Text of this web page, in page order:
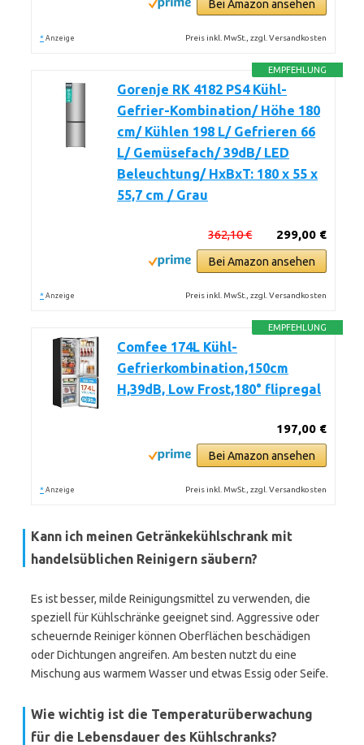
Bei Amazon ansehen
* Anzeige Preis inkl. MwSt., zzgl. Versandkosten
EMPFEHLUNG
Gorenje RK 4182 PS4 Kühl-
Gefrier-Kombination/ Höhe 180
cm/ Kühlen 198 L/ Gefrieren 66
L/ Gemüsefach/ 39dB/ LED
Beleuchtung/ HxBxT: 180 x 55 x
55,7 cm / Grau
299,00 €
362,10 €
Bei Amazon ansehen
* Anzeige Preis inkl. MwSt., zzgl. Versandkosten
EMPFEHLUNG
Comfee 174L Kühl-
Gefrierkombination,150cm
H,39dB, Low Frost,180° flipregal
197,00 €
Bei Amazon ansehen
* Anzeige Preis inkl. MwSt., zzgl. Versandkosten
Kann ich meinen Getränkekühlschrank mit
handelsüblichen Reinigern säubern?
Es ist besser, milde Reinigungsmittel zu verwenden, die
speziell für Kühlschränke geeignet sind. Aggressive oder
scheuernde Reiniger können Oberflächen beschädigen
oder Dichtungen angreifen. Am besten nutzt du eine
Mischung aus warmem Wasser und etwas Essig oder Seife.
Wie wichtig ist die Temperaturüberwachung
für die Lebensdauer des Kühlschranks?